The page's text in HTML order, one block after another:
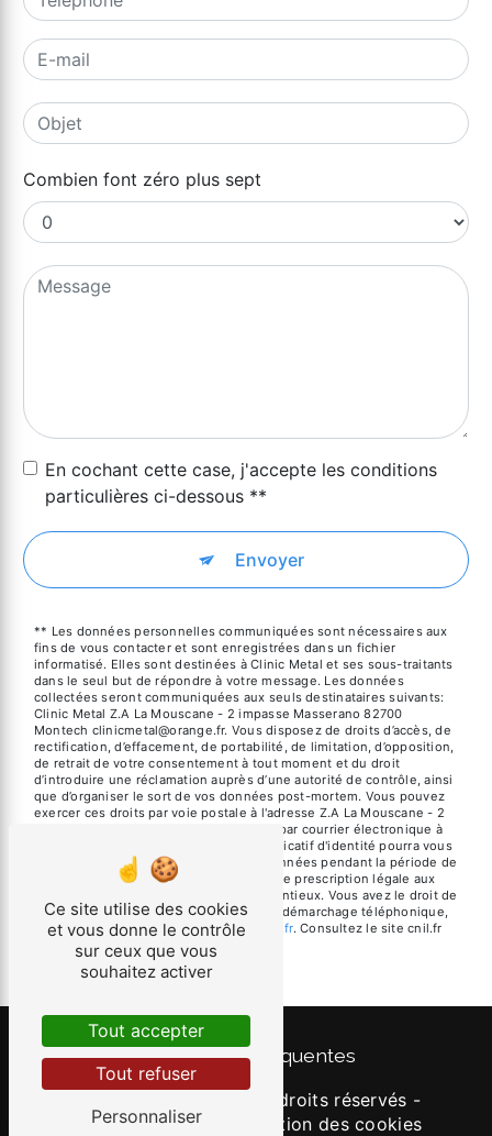
Combien font zéro plus sept
En cochant cette case, j'accepte les conditions
particulières ci-dessous **
Envoyer
** Les données personnelles communiquées sont nécessaires aux
fins de vous contacter et sont enregistrées dans un fichier
informatisé. Elles sont destinées à Clinic Metal et ses sous-traitants
dans le seul but de répondre à votre message. Les données
collectées seront communiquées aux seuls destinataires suivants:
Clinic Metal Z.A La Mouscane - 2 impasse Masserano 82700
Montech clinicmetal@orange.fr. Vous disposez de droits d’accès, de
rectification, d’effacement, de portabilité, de limitation, d’opposition,
de retrait de votre consentement à tout moment et du droit
d’introduire une réclamation auprès d’une autorité de contrôle, ainsi
que d’organiser le sort de vos données post-mortem. Vous pouvez
exercer ces droits par voie postale à l'adresse Z.A La Mouscane - 2
impasse Masserano 82700 Montech ou par courrier électronique à
l'adresse clinicmetal@orange.fr. Un justificatif d'identité pourra vous
être demandé. Nous conservons vos données pendant la période de
prise de contact puis pendant la durée de prescription légale aux
fins probatoires et de gestion des contentieux. Vous avez le droit de
vous inscrire sur la liste d'opposition au démarchage téléphonique,
disponible à cette adresse:Bloctel.gouv.fr. Consultez le site cnil.fr
pour plus d’informations sur vos droits.
Recherches fréquentes
- 2026 - Tous droits réservés -
Mentions légales
Gestion des cookies
Ce site utilise des cookies
et vous donne le contrôle
sur ceux que vous
souhaitez activer
Tout accepter
Tout refuser
Personnaliser